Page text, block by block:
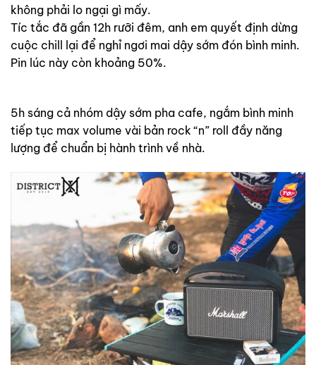
không phải lo ngại gì mấy.
Tíc tắc đã gần 12h rưỡi đêm, anh em quyết định dừng
cuộc chill lại để nghỉ ngơi mai dậy sớm đón bình minh.
Pin lúc này còn khoảng 50%.
5h sáng cả nhóm dậy sớm pha cafe, ngắm bình minh
tiếp tục max volume vài bản rock “n” roll đầy năng
lượng để chuẩn bị hành trình về nhà.